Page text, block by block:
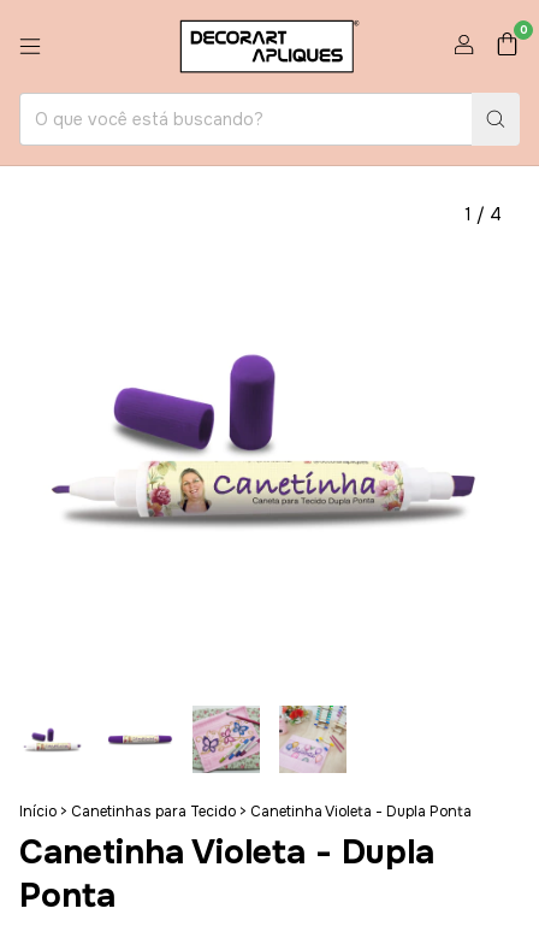
0
1 / 4
Início > Canetinhas para Tecido > Canetinha Violeta - Dupla Ponta
Canetinha Violeta - Dupla
Ponta